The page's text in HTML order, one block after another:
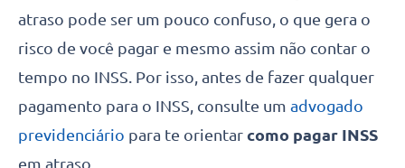
atraso pode ser um pouco confuso, o que gera o
risco de você pagar e mesmo assim não contar o
tempo no INSS. Por isso, antes de fazer qualquer
pagamento para o INSS, consulte um advogado
previdenciário para te orientar como pagar INSS
em atraso.